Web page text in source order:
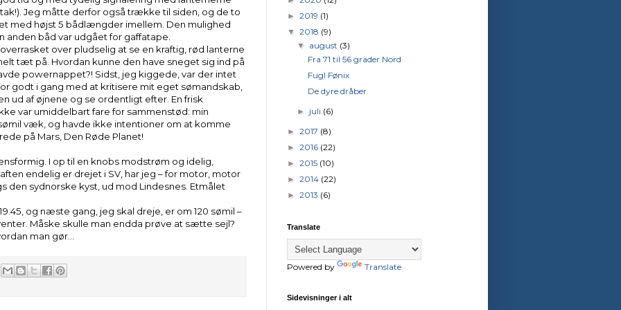
Jeg måtte derfor også trække til siden, og de to
med højst 5 bådlængder imellem. Den mulighed
anden båd var udgået for gaffatape.
over pludselig at se en kraftig, rød lanterne
tæt på. Hvordan kunne den have sneget sig ind på
powernappet?! Sidst, jeg kiggede, var der intet
godt i gang med at kritisere mit eget sømandskab,
ud af øjnene og se ordentligt efter. En frisk
var umiddelbart fare for sammenstød: min
væk, og havde ikke intentioner om at komme
på Mars, Den Røde Planet!
I op til en knobs modstrøm og idelig,
endelig er drejet i SV, har jeg – for motor, motor
den sydnorske kyst, ud mod Lindesnes. Etmålet
og næste gang, jeg skal dreje, er om 120 sømil –
Måske skulle man endda prøve at sætte sejl?
man gør...
► 2019 (1)
▼ 2018 (9)
▼ august (3)
Fra 71 til 56 grader Nord
Fugl Fønix
De dyre dråber
► juli (6)
► 2017 (8)
► 2016 (22)
► 2015 (10)
► 2014 (22)
► 2013 (6)
Translate
Powered by Translate
Sidevisninger i alt